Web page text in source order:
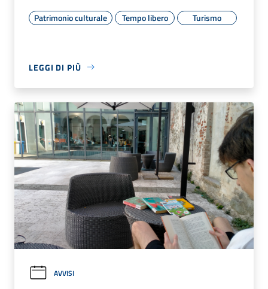
Patrimonio culturale Tempo libero Turismo
LEGGI DI PIÙ
AVVISI